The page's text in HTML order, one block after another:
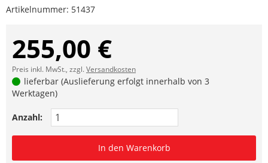
Artikelnummer: 51437
255,00 €
Preis inkl. MwSt., zzgl.Versandkosten
lieferbar (Auslieferung erfolgt innerhalb von 3
Werktagen)
Anzahl:
In den Warenkorb